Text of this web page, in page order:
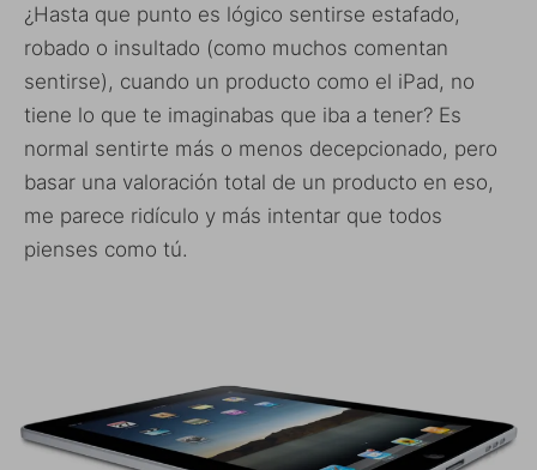
¿Hasta que punto es lógico sentirse estafado,
robado o insultado (como muchos comentan
sentirse), cuando un producto como el iPad, no
tiene lo que te imaginabas que iba a tener? Es
normal sentirte más o menos decepcionado, pero
basar una valoración total de un producto en eso,
me parece ridículo y más intentar que todos
pienses como tú.